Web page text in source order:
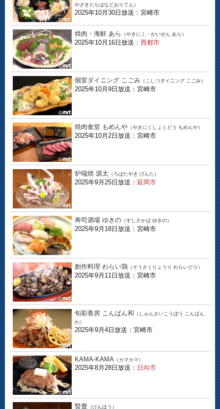
やざきたちばなどおりてん）
2025年10月30日放送：宮崎市
焼肉・海鮮 あら （やきにく・かいせん あら）
2025年10月16日放送： 西都市
個室ダイニング こごみ （こしつダイニング こごみ）
2025年10月9日放送：宮崎市
焼肉食堂 もめんや （やきにくしょくどう もめんや）
2025年10月2日放送：宮崎市
炉端焼 源太 （ろばたやき げんた）
2025年9月25日放送： 延岡市
寿司酒場 ゆきの （すしさかば ゆきの）
2025年9月18日放送：宮崎市
創作料理 わらい鶏 （そうさくりょうり わらいどり）
2025年9月11日放送：宮崎市
旬彩香房 こんばん和 （しゅんさいこうぼう こんばん
わ）
2025年9月4日放送：宮崎市
KAMA-KAMA （カマカマ）
2025年8月28日放送： 日向市
賢豊 （けんほう）